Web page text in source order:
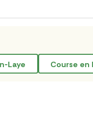
Laye course